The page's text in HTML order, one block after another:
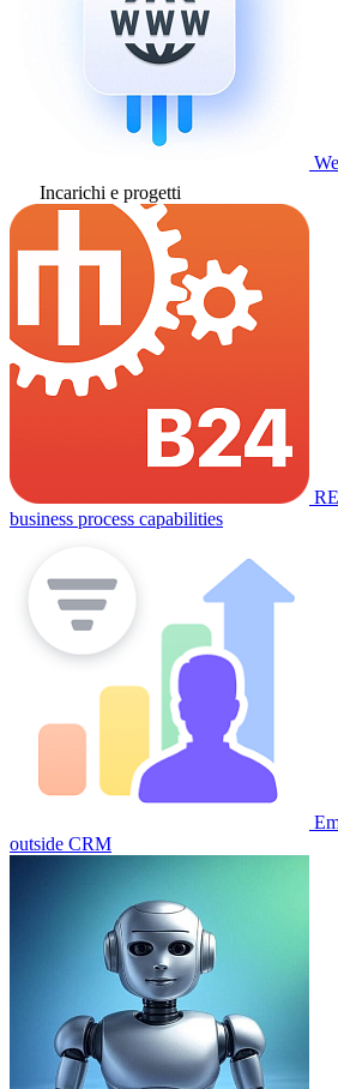
Incarichi e progetti
business process capabilities
outside CRM